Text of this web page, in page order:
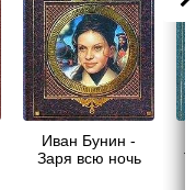
Иван Бунин -
Заря всю ночь